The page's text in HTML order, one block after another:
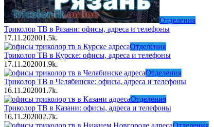
Отделения
Триколор ТВ в Рязани: офисы, адреса и телефоны
17.11.202001.5k.
Отделения
Триколор ТВ в Курске: офисы, адреса и телефоны
17.11.202001.9k.
Отделения
Триколор ТВ в Челябинске: офисы, адреса и телефоны
16.11.202001.7k.
Отделения
Триколор ТВ в Казани: офисы, адреса и телефоны
16.11.202002.7k.